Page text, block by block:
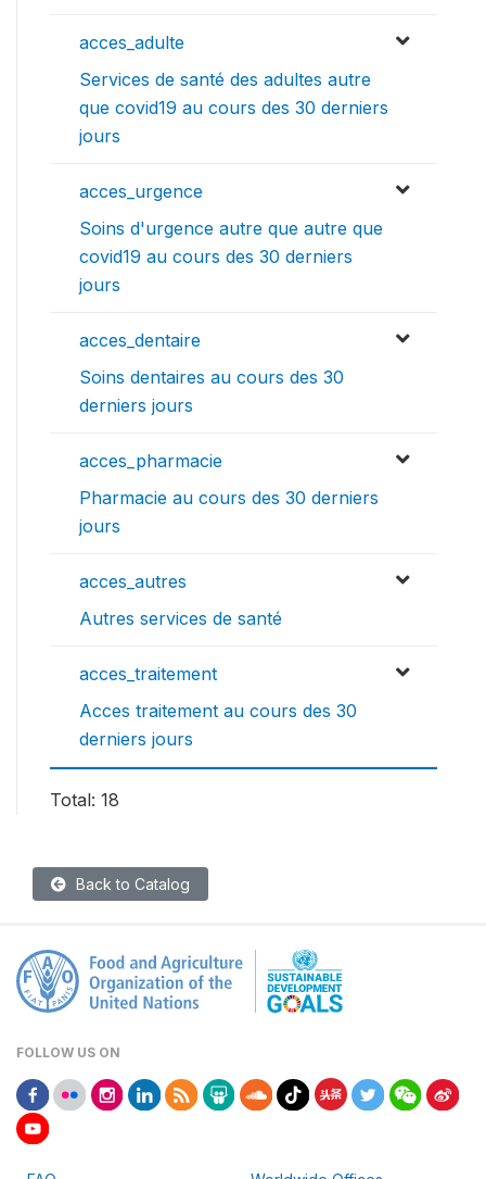
acces_adulte
Services de santé des adultes autre
que covid19 au cours des 30 derniers
jours
acces_urgence
Soins d'urgence autre que autre que
covid19 au cours des 30 derniers
jours
acces_dentaire
Soins dentaires au cours des 30
derniers jours
acces_pharmacie
Pharmacie au cours des 30 derniers
jours
acces_autres
Autres services de santé
acces_traitement
Acces traitement au cours des 30
derniers jours
Total: 18
Back to Catalog
FOLLOW US ON